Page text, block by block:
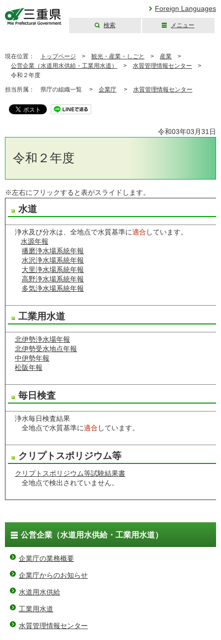
Foreign Languages
検索 メニュー
現在位置： トップページ > 観光・産業・しごと > 産業 >
公営企業（水道用水供給・工業用水道）
> 水質管理情報センター >
令和２年度
担当所属： 県庁の組織一覧 > 企業庁 > 水質管理情報センター
令和03年03月31日
令和２年度
※左右にフリックすると表がスライドします。
水道
浄水及び分水は、全地点で水質基準に適合 しています。
水源年報
播磨浄水場系統年報
水沢浄水場系統年報
大里浄水場系統年報
高野浄水場系統年報
多気浄水場系統年報
工業用水道
北伊勢浄水場年報
北伊勢受水地点年報
中伊勢年報
松阪年報
毎日検査
浄水毎日検査結果
全地点で水質基準に適合 しています。
クリプトスポリジウム等
クリプトスポリジウム等試験結果書
全地点で検出されていません。
公営企業（水道用水供給・工業用水道）
企業庁の業務概要
企業庁からのお知らせ
水道用水供給
工業用水道
水質管理情報センター